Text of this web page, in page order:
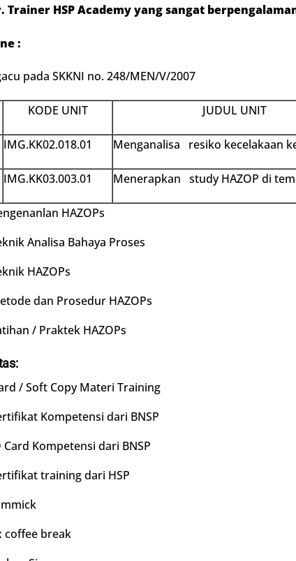
Trainer HSP Academy yang sangat
:
pada SKKNI no. 248/MEN/V/2007
KODE UNIT JUDUL UNIT
IMG.KK02.018.01 Menganalisa resiko kecelakaan
IMG.KK03.003.01 Menerapkan study HAZOP di
HAZOPs
Analisa Bahaya Proses
HAZOPs
dan Prosedur HAZOPs
/ Praktek HAZOPs
/ Soft Copy Materi Training
Kompetensi dari BNSP
Card Kompetensi dari BNSP
training dari HSP
coffee break